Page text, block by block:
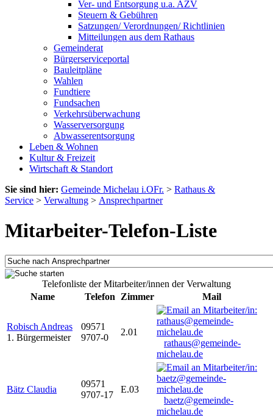
Ver- und Entsorgung u.a. AZV
Steuern & Gebühren
Satzungen/ Verordnungen/ Richtlinien
Mitteilungen aus dem Rathaus
Gemeinderat
Bürgerserviceportal
Bauleitpläne
Wahlen
Fundtiere
Fundsachen
Verkehrsüberwachung
Wasserversorgung
Abwasserentsorgung
Leben & Wohnen
Kultur & Freizeit
Wirtschaft & Standort
Sie sind hier: Gemeinde Michelau i.OFr. > Rathaus &
Service > Verwaltung > Ansprechpartner
Mitarbeiter-Telefon-Liste
Telefonliste der Mitarbeiter/innen der Verwaltung
Name
Telefon Zimmer Mail
Robisch Andreas
1. Bürgermeister
09571
9707-0
2.01
rathaus@gemeinde-
michelau.de
Bätz Claudia
09571
9707-17
E.03
baetz@gemeinde-
michelau.de